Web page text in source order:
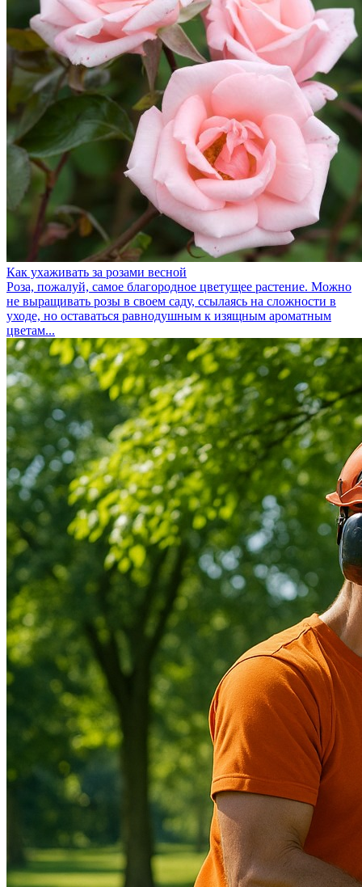
Как ухаживать за розами весной
Роза, пожалуй, самое благородное цветущее растение. Можно
не выращивать розы в своем саду, ссылаясь на сложности в
уходе, но оставаться равнодушным к изящным ароматным
цветам...